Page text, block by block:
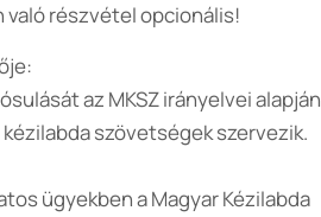
való részvétel opcionális!
az MKSZ irányelvei alapján
szövetségek szervezik.
ügyekben a Magyar Kézilabda